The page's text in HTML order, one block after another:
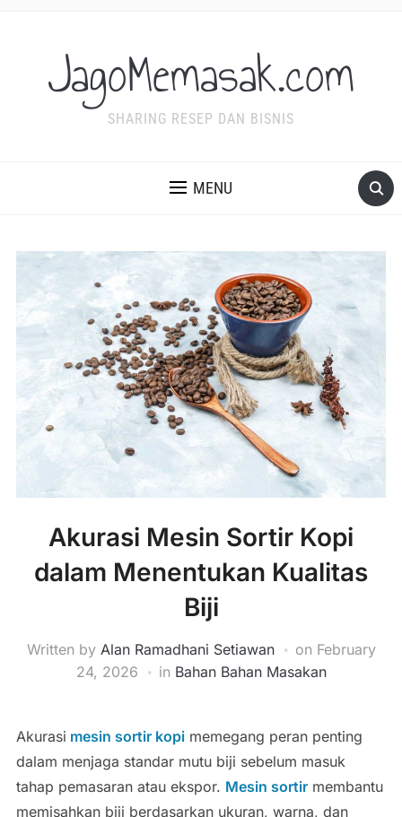
JagoMemasak.com
SHARING RESEP DAN BISNIS
MENU
Akurasi Mesin Sortir Kopi
dalam Menentukan Kualitas
Biji
Written by Alan Ramadhani Setiawan on February
24, 2026
in Bahan Bahan Masakan
Akurasi mesin sortir kopimemegang peran penting
dalam menjaga standar mutu biji sebelum masuk
tahap pemasaran atau ekspor. Mesin sortirmembantu
memisahkan biji berdasarkan ukuran, warna, dan